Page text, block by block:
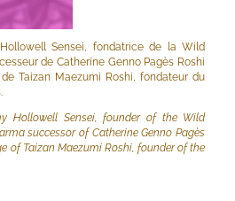
Sensei, fondatrice de la Wild
de Catherine Genno Pagès Roshi
Taizan Maezumi Roshi, fondateur du
Hollowell Sensei, founder of the Wild
successor of Catherine Genno Pagès
of Taizan Maezumi Roshi, founder of the